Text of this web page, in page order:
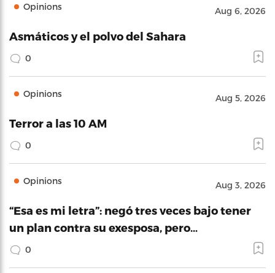
Opinions Aug 6, 2026
Asmáticos y el polvo del Sahara
0
Opinions Aug 5, 2026
Terror a las 10 AM
0
Opinions Aug 3, 2026
“Esa es mi letra”: negó tres veces bajo tener
un plan contra su exesposa, pero…
0